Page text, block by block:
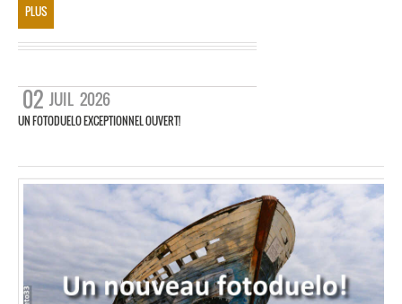
PLUS
02 JUIL 2026
UN FOTODUELO EXCEPTIONNEL OUVERT!